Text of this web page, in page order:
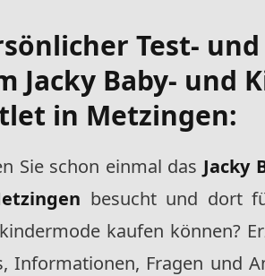
Test-
Jacky Baby- und
in Metzingen:
Sie schon einmal das Jacky
besucht und dort
kaufen können?
Informationen, Fragen und